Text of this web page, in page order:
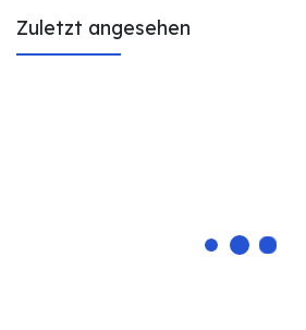
Zuletzt angesehen